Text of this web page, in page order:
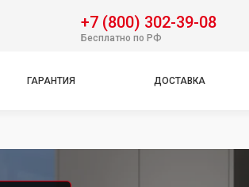
+7 (800) 302-39-08
Бесплатно по РФ
ГАРАНТИЯ ДОСТАВКА